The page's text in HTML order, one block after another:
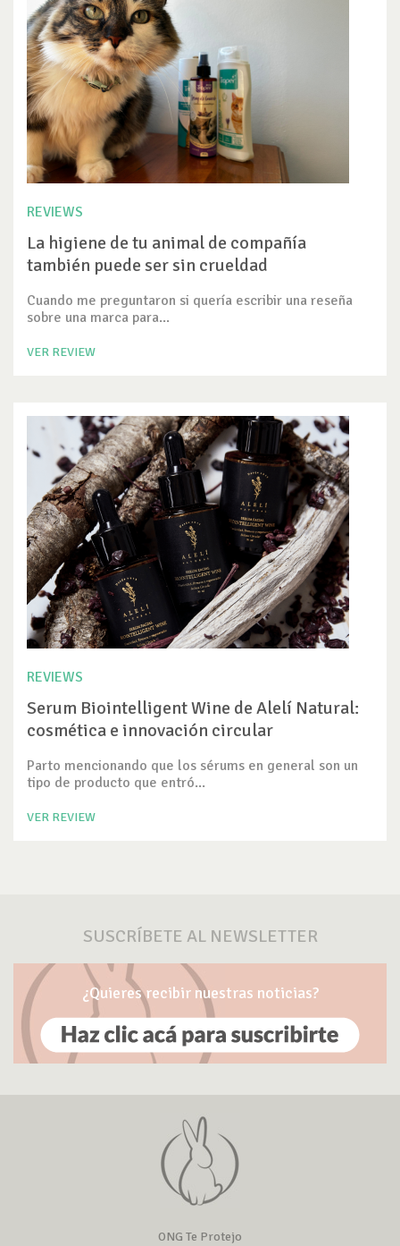
REVIEWS
La higiene de tu animal de compañía
también puede ser sin crueldad
Cuando me preguntaron si quería escribir una reseña
sobre una marca para...
VER REVIEW
REVIEWS
Serum Biointelligent Wine de Alelí Natural:
cosmética e innovación circular
Parto mencionando que los sérums en general son un
tipo de producto que entró...
VER REVIEW
SUSCRÍBETE AL NEWSLETTER
¿Quieres recibir nuestras noticias?
ONG Te Protejo